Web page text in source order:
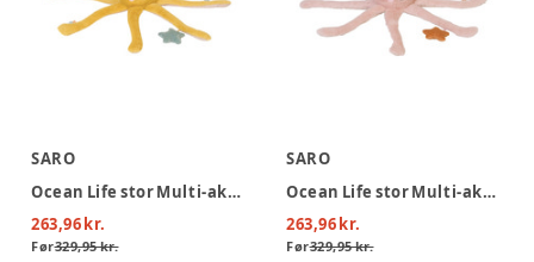
SARO
Ocean Life stor Multi-aktivitets plys - Mustard
263,96 kr.
Før329,95 kr.
SARO
Ocean Life stor Multi-aktivitets plys - Pink
263,96 kr.
Før329,95 kr.